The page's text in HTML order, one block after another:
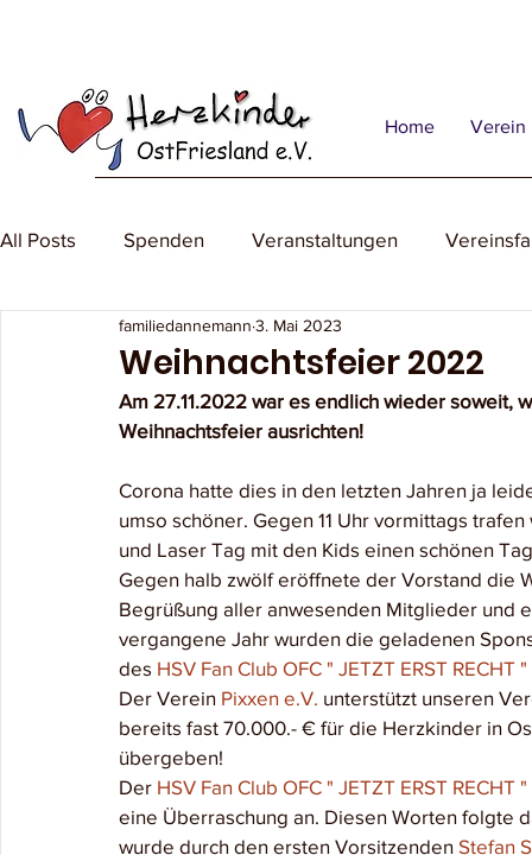
Home Verein
All Posts Spenden Veranstaltungen
Weihnachtsfeier 2022
familiedannemann 3. Mai 2023
Am 27.11.2022 war es endlich wieder
Weihnachtsfeier ausrichten!
Corona hatte dies in den letzten Jahren ja
umso schöner. Gegen 11 Uhr vormittags
und Laser Tag mit den Kids einen schönen
Gegen halb zwölf eröffnete der Vorstand die
Begrüßung aller anwesenden Mitglieder und
vergangene Jahr wurden die geladenen
des HSV Fan Club OFC " JETZT ERST RECHT "
Der Verein Pixxen e.V. unterstützt unseren
bereits fast 70.000.- € für die Herzkinder in
übergeben!
Der HSV Fan Club OFC " JETZT ERST RECHT "
eine Überraschung an. Diesen Worten folgte
wurde durch den ersten Vorsitzenden Stefan